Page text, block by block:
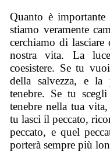
Quanto è
stiamo veramente
cerchiamo di
nostra vita. La
coesistere. Se tu
della salvezza, e
tenebre. Se tu
tenebre nella tua
tu lasci il peccato,
peccato, e quel
porterà sempre più